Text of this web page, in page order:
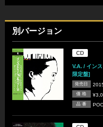
別バージョン
CD
V.A. / イン
限定盤]
発売日
価 格
品 番